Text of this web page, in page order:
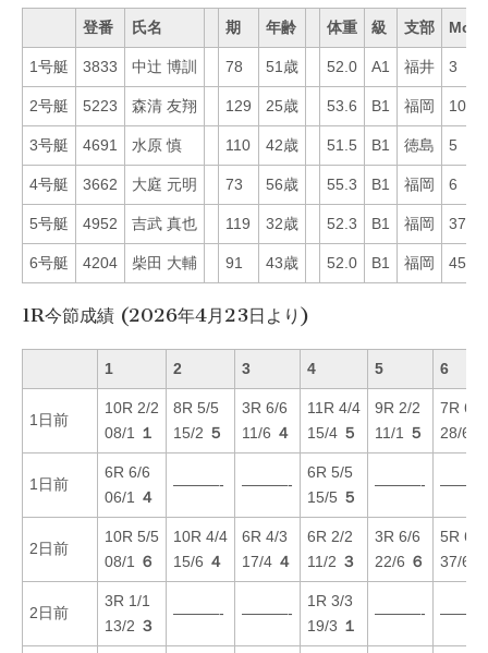
登番 氏名 期 年齢 体重 級 支部 Mo
1号艇 3833 中辻 博訓 78 51歳 52.0 A1 福井 3
2号艇 5223 森清 友翔 129 25歳 53.6 B1 福岡 10
3号艇 4691 水原 慎 110 42歳 51.5 B1 徳島 5
4号艇 3662 大庭 元明 73 56歳 55.3 B1 福岡 6
5号艇 4952 吉武 真也 119 32歳 52.3 B1 福岡 37
6号艇 4204 柴田 大輔 91 43歳 52.0 B1 福岡 45
1R今節成績 (2026年4月23日より)
1 2 3 4 5 6
1日前
10R 2/2
08/1
１
8R 5/5
15/2 ５
3R 6/6
11/6 ４
11R 4/4
15/4 ５
9R 2/2
11/1
５
7R 6/6
28/6
1日前
6R 6/6
06/1
４
———- ———-
6R 5/5
15/5 ５
———-
2日前
10R 5/5
08/1
６
10R 4/4
15/6 ４
6R 4/3
17/4 ４
6R 2/2
11/2 ３
3R 6/6
22/6 ６
5R 6/6
37/6
2日前
3R 1/1
13/2 ３
———- ———-
1R 3/3
19/3 １
———-